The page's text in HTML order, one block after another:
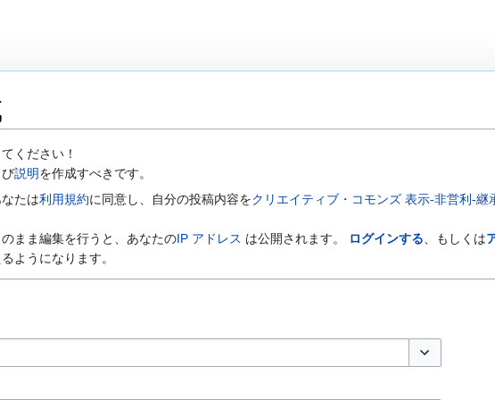
てください！
説明を作成すべきです。
たは利用規約に同意し、自分の投稿内容をクリエイティブ・コモンズ 表示-非営利-継
まま編集を行うと、あなたのIP アドレス は公開されます。 ログインする、もしくは
ようになります。